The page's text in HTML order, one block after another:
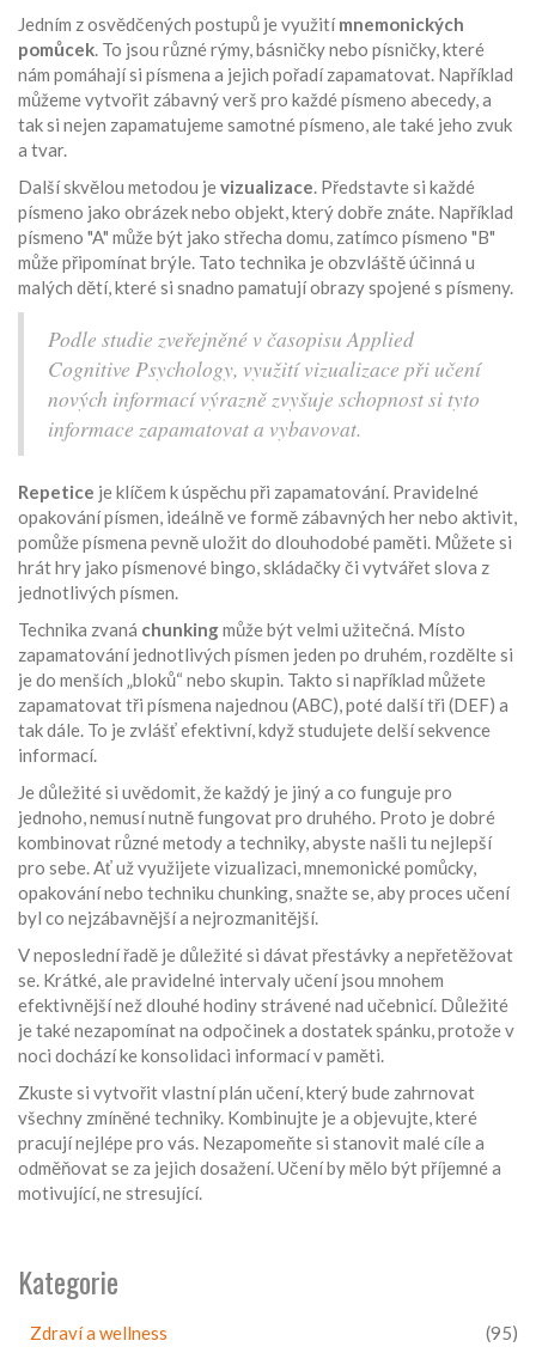
Jedním z osvědčených postupů je využitímnemonických
pomůcek. To jsou různé rýmy, básničky nebo písničky, které
nám pomáhají si písmena a jejich pořadí zapamatovat. Například
můžeme vytvořit zábavný verš pro každé písmeno abecedy, a
tak si nejen zapamatujeme samotné písmeno, ale také jeho zvuk
a tvar.
Další skvělou metodou jevizualizace. Představte si každé
písmeno jako obrázek nebo objekt, který dobře znáte. Například
písmeno "A" může být jako střecha domu, zatímco písmeno "B"
může připomínat brýle. Tato technika je obzvláště účinná u
malých dětí, které si snadno pamatují obrazy spojené s písmeny.
Podle studie zveřejněné v časopisu Applied
Cognitive Psychology, využití vizualizace při učení
nových informací výrazně zvyšuje schopnost si tyto
informace zapamatovat a vybavovat.
Repetice je klíčem k úspěchu při zapamatování. Pravidelné
opakování písmen, ideálně ve formě zábavných her nebo aktivit,
pomůže písmena pevně uložit do dlouhodobé paměti. Můžete si
hrát hry jako písmenové bingo, skládačky či vytvářet slova z
jednotlivých písmen.
Technika zvaná chunkingmůže být velmi užitečná. Místo
zapamatování jednotlivých písmen jeden po druhém, rozdělte si
je do menších „bloků“ nebo skupin. Takto si například můžete
zapamatovat tři písmena najednou (ABC), poté další tři (DEF) a
tak dále. To je zvlášť efektivní, když studujete delší sekvence
informací.
Je důležité si uvědomit, že každý je jiný a co funguje pro
jednoho, nemusí nutně fungovat pro druhého. Proto je dobré
kombinovat různé metody a techniky, abyste našli tu nejlepší
pro sebe. Ať už využijete vizualizaci, mnemonické pomůcky,
opakování nebo techniku chunking, snažte se, aby proces učení
byl co nejzábavnější a nejrozmanitější.
V neposlední řadě je důležité si dávat přestávky a nepřetěžovat
se. Krátké, ale pravidelné intervaly učení jsou mnohem
efektivnější než dlouhé hodiny strávené nad učebnicí. Důležité
je také nezapomínat na odpočinek a dostatek spánku, protože v
noci dochází ke konsolidaci informací v paměti.
Zkuste si vytvořit vlastní plán učení, který bude zahrnovat
všechny zmíněné techniky. Kombinujte je a objevujte, které
pracují nejlépe pro vás. Nezapomeňte si stanovit malé cíle a
odměňovat se za jejich dosažení. Učení by mělo být příjemné a
motivující, ne stresující.
Kategorie
Zdraví a wellness (95)